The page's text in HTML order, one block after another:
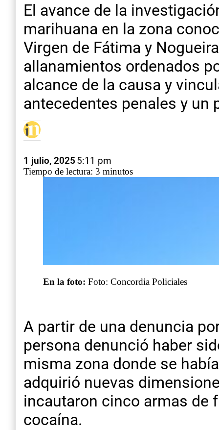
El avance de la
marihuana en la zona
Virgen de Fátima y
allanamientos ordenados
alcance de la causa y
antecedentes penales y
1 julio, 2025 5:11 pm
Tiempo de lectura: 3 minutos
En la foto: Foto: Concordia Policiales
A partir de una denuncia
persona denunció haber
misma zona donde se
adquirió nuevas
incautaron cinco armas de
cocaína.